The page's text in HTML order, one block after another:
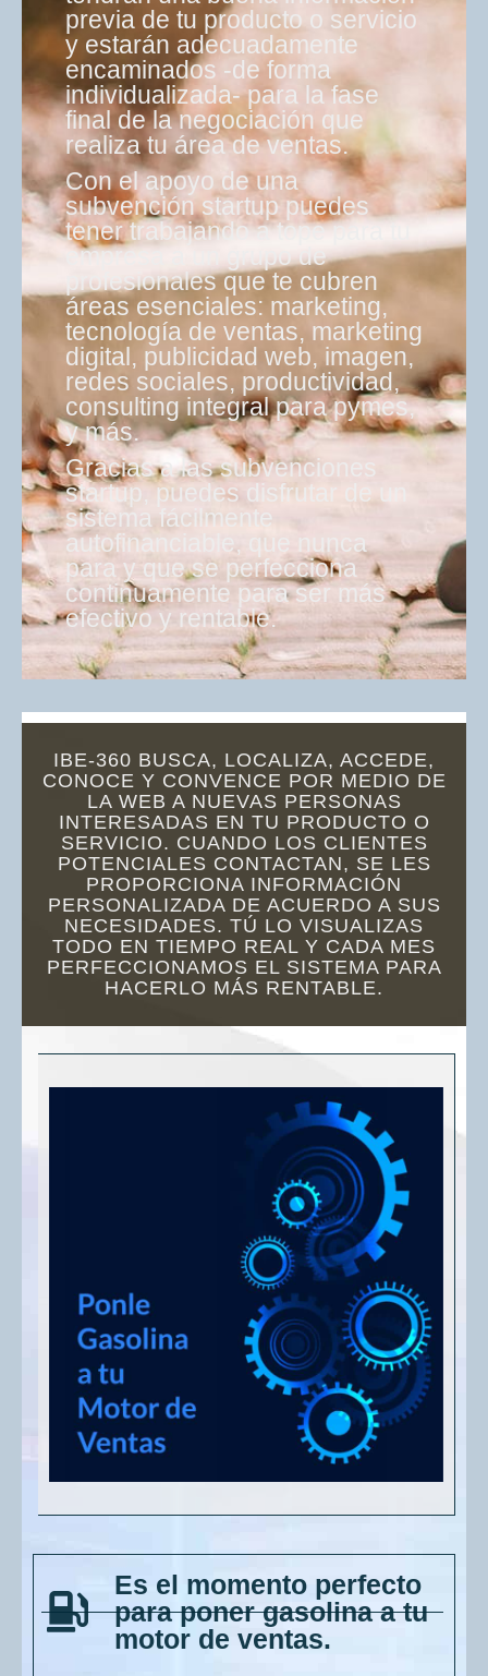
previa de tu producto o servicio
y estarán adecuadamente
encaminados -de forma
individualizada- para la fase
final de la negociación que
realiza tu área de ventas.
Con el apoyo de una
subvención startup puedes
tener trabajando a tope para tu
empresa a un grupo de
profesionales que te cubren
áreas esenciales: marketing,
tecnología de ventas, marketing
digital, publicidad web, imagen,
redes sociales, productividad,
consulting integral para pymes,
y más.
Gracias a las subvenciones
startup, puedes disfrutar de un
sistema fácilmente
autofinanciable, que nunca
para y que se perfecciona
continuamente para ser más
efectivo y rentable.
IBE-360 BUSCA, LOCALIZA, ACCEDE,
CONOCE Y CONVENCE POR MEDIO DE
LA WEB A NUEVAS PERSONAS
INTERESADAS EN TU PRODUCTO O
SERVICIO. CUANDO LOS CLIENTES
POTENCIALES CONTACTAN, SE LES
PROPORCIONA INFORMACIÓN
PERSONALIZADA DE ACUERDO A SUS
NECESIDADES. TÚ LO VISUALIZAS
TODO EN TIEMPO REAL Y CADA MES
PERFECCIONAMOS EL SISTEMA PARA
HACERLO MÁS RENTABLE.
Es el momento perfecto
para poner gasolina a tu
motor de ventas.